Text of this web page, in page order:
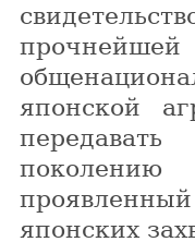
японской
японских